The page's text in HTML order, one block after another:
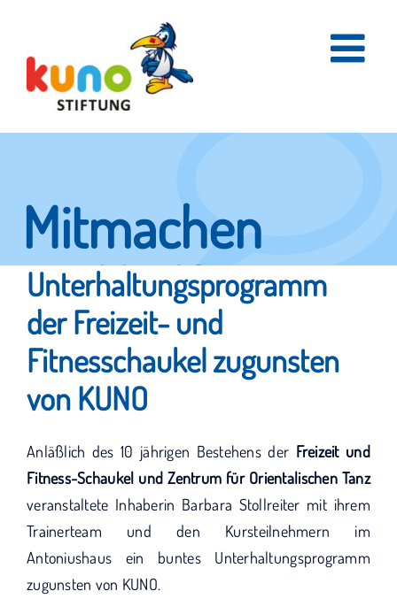
content
Mitmachen
und helfen.
Hier erfahren Sie, wie fleißige Helfer
KUNO bisher unterstützt haben.
Unterhaltungsprogramm
der Freizeit- und
Fitnesschaukel zugunsten
von KUNO
Anläßlich des 10 jährigen Bestehens der Freizeit und
Fitness-Schaukel und Zentrum für Orientalischen Tanz
veranstaltete Inhaberin Barbara Stollreiter mit ihrem
Trainerteam und den Kursteilnehmern im
Antoniushaus ein buntes Unterhaltungsprogramm
zugunsten von KUNO.